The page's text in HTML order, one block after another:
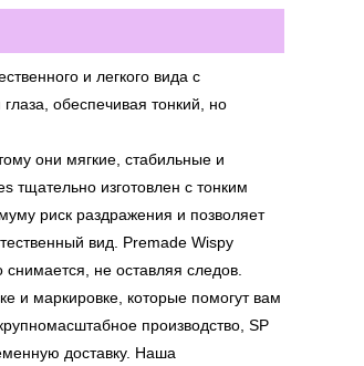
и легкого вида с
обеспечивая тонкий, но
они мягкие, стабильные и
изготовлен с тонким
риск раздражения и позволяет
вид. Premade Wispy
не оставляя следов.
и маркировке, которые помогут вам
производство, SP
доставку. Наша